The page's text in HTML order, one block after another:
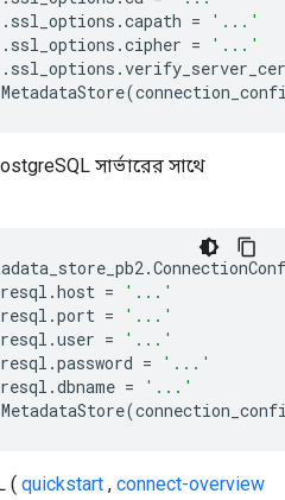
. ssl_options .capath =
'...'
. ssl_options .cipher =
'...'
. ssl_options .
MetadataStore(
সার্ভারের সাথে
.
.host =
'...'
.port =
'...'
.user =
'...'
.password =
'...'
.dbname =
'...'
MetadataStore(
( quickstart , connect-overview